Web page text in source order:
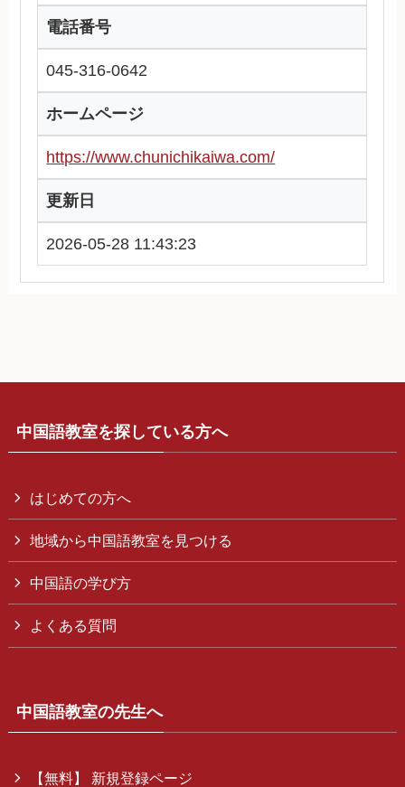
電話番号
045-316-0642
ホームページ
https://www.chunichikaiwa.com/
更新日
2026-05-28 11:43:23
中国語教室を探している方へ
はじめての方へ
地域から中国語教室を見つける
中国語の学び方
よくある質問
中国語教室の先生へ
【無料】 新規登録ページ